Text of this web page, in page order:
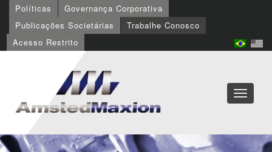
Políticas
Governança Corporativa
Publicações Societárias
Trabalhe Conosco
Acesso Restrito